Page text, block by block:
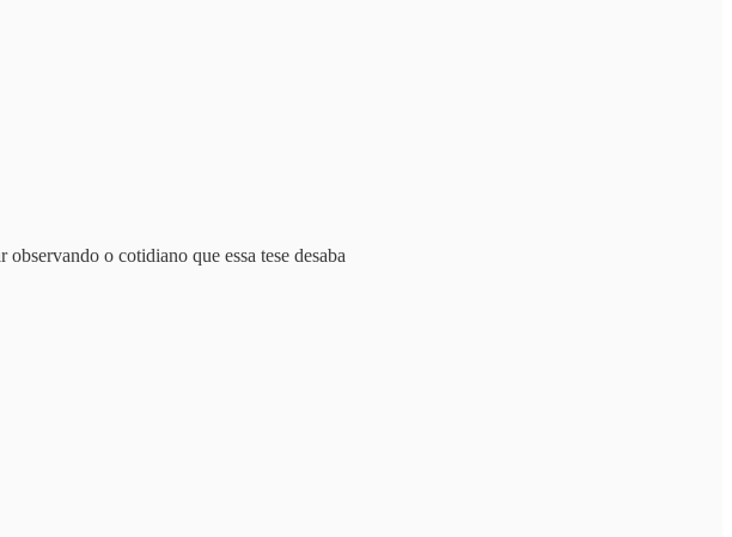
o cotidiano que essa tese desaba